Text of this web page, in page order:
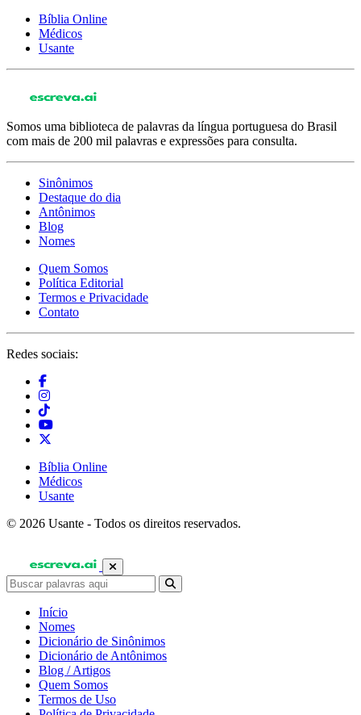
Bíblia Online
Médicos
Usante
Somos uma biblioteca de palavras da língua portuguesa do Brasil
com mais de 200 mil palavras e expressões para consulta.
Sinônimos
Destaque do dia
Antônimos
Blog
Nomes
Quem Somos
Política Editorial
Termos e Privacidade
Contato
Redes sociais:
Bíblia Online
Médicos
Usante
© 2026 Usante - Todos os direitos reservados.
Início
Nomes
Dicionário de Sinônimos
Dicionário de Antônimos
Blog / Artigos
Quem Somos
Termos de Uso